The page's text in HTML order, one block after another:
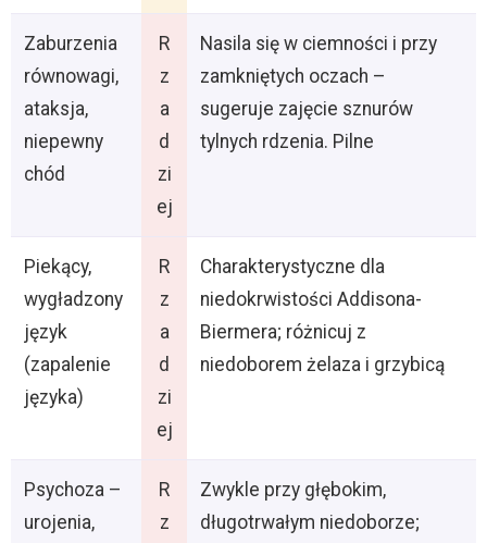
Zaburzenia
równowagi,
ataksja,
niepewny
chód
R
z
a
d
zi
ej
Nasila się w ciemności i przy
zamkniętych oczach –
sugeruje zajęcie sznurów
tylnych rdzenia. Pilne
Piekący,
wygładzony
język
(zapalenie
języka)
R
z
a
d
zi
ej
Charakterystyczne dla
niedokrwistości Addisona-
Biermera; różnicuj z
niedoborem żelaza i grzybicą
Psychoza –
urojenia,
R
z
Zwykle przy głębokim,
długotrwałym niedoborze;